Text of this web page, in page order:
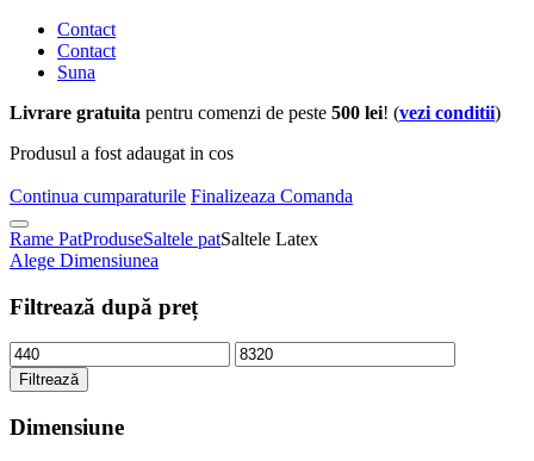
Contact
Contact
Suna
Livrare gratuita pentru comenzi de peste 500 lei! (vezi conditii)
Produsul a fost adaugat in cos
Continua cumparaturile Finalizeaza Comanda
Rame PatProduseSaltele patSaltele Latex
Alege Dimensiunea
Filtrează după preț
Filtrează
Dimensiune